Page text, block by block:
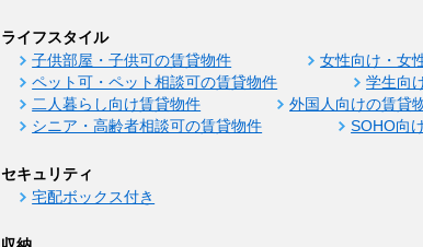
ライフスタイル
子供部屋・子供可の賃貸物件 女性向け・女
ペット可・ペット相談可の賃貸物件
学生向
二人暮らし向け賃貸物件
外国人向けの賃貸
シニア・高齢者相談可の賃貸物件
SOHO向
セキュリティ
宅配ボックス付き